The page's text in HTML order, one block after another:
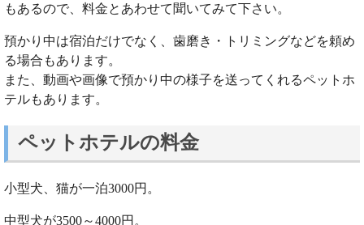
もあるので、料金とあわせて聞いてみて下さい。
預かり中は宿泊だけでなく、歯磨き・トリミングなどを頼め
る場合もあります。
また、動画や画像で預かり中の様子を送ってくれるペットホ
テルもあります。
ペットホテルの料金
小型犬、猫が一泊3000円。
中型犬が3500～4000円。